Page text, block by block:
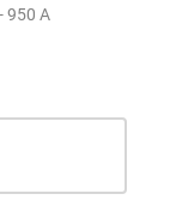
950 А